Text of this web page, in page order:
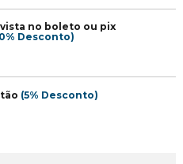
vista no boleto ou pix
Desconto)
(5% Desconto)